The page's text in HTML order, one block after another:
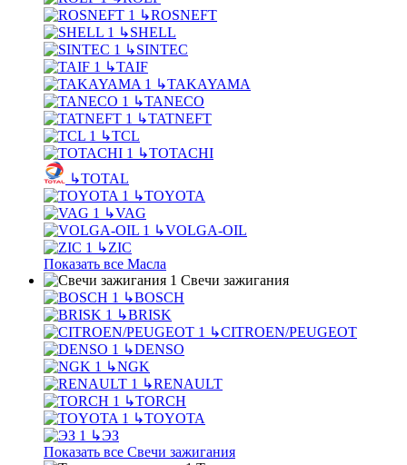
↳ROSNEFT
↳SHELL
↳SINTEC
↳TAIF
↳TAKAYAMA
↳TANECO
↳TATNEFT
↳TCL
↳TOTACHI
↳TOTAL
↳TOYOTA
↳VAG
↳VOLGA-OIL
↳ZIC
Показать все Масла
Свечи зажигания
↳BOSCH
↳BRISK
↳CITROEN/PEUGEOT
↳DENSO
↳NGK
↳RENAULT
↳TORCH
↳TOYOTA
↳ЭЗ
Показать все Свечи зажигания